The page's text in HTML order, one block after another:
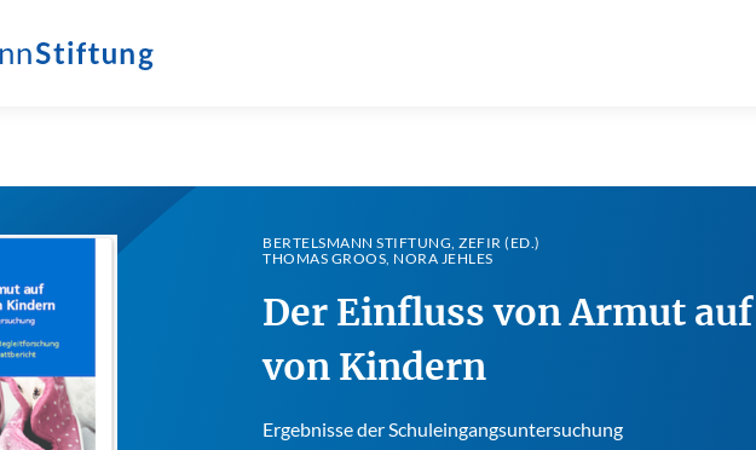
BERTELSMANN STIFTUNG, ZEFIR (ED.)
THOMAS GROOS, NORA JEHLES
Der Einfluss von Armut
von Kindern
Ergebnisse der Schuleingangsuntersuchung